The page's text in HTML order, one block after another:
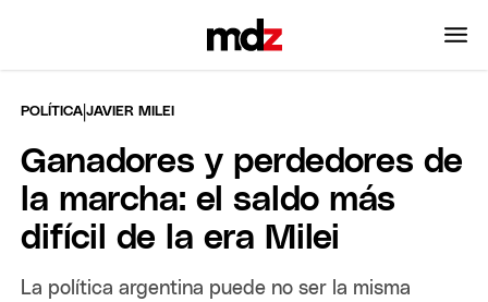
POLÍTICA |JAVIER MILEI
Ganadores y perdedores de
la marcha: el saldo más
difícil de la era Milei
La política argentina puede no ser la misma